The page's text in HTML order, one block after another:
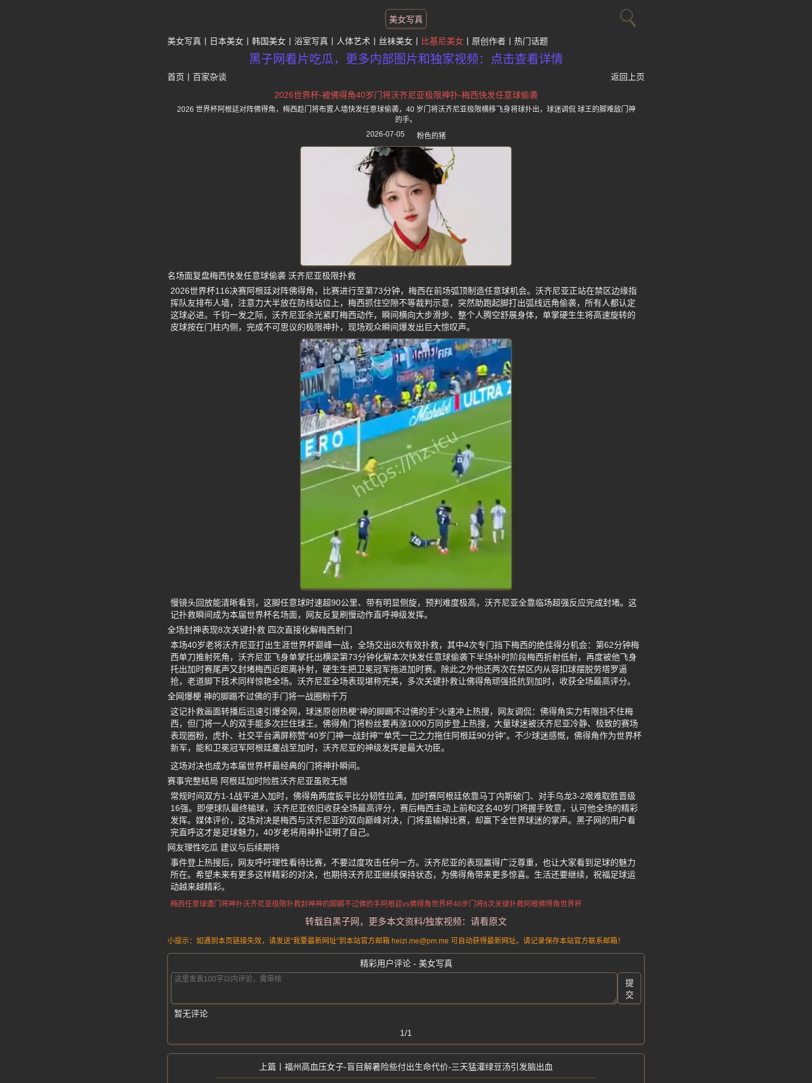
美女写真
美女写真 日本美女 韩国美女 浴室写真 人体艺术 丝袜美女 比基尼美女 原创作者 热门话题
黑子网看片吃瓜，更多内部图片和独家视频：点击查看详情
首页 百家杂谈
返回上页
2026世界杯-被佛得角40岁门将沃齐尼亚极限神扑-梅西快发任意球偷袭
2026 世界杯阿根廷对阵佛得角，梅西趁门将布置人墙快发任意球偷袭，40 岁门将沃齐尼亚极限横移飞身将球扑出，球迷调侃 球王的脚难敌门神
的手。
2026-07-05
粉色的猪
名场面复盘梅西快发任意球偷袭 沃齐尼亚极限扑救
2026世界杯116决赛阿根廷对阵佛得角，比赛进行至第73分钟，梅西在前场弧顶制造任意球机会。沃齐尼亚正站在禁区边缘指
挥队友排布人墙，注意力大半放在防线站位上，梅西抓住空隙不等裁判示意，突然助跑起脚打出弧线远角偷袭，所有人都认定
这球必进。千钧一发之际，沃齐尼亚余光紧盯梅西动作，瞬间横向大步滑步、整个人腾空舒展身体，单掌硬生生将高速旋转的
皮球按在门柱内侧，完成不可思议的极限神扑，现场观众瞬间爆发出巨大惊叹声。
慢镜头回放能清晰看到，这脚任意球时速超90公里、带有明显侧旋，预判难度极高，沃齐尼亚全靠临场超强反应完成封堵。这
记扑救瞬间成为本届世界杯名场面，网友反复刷慢动作直呼神级发挥。
全场封神表现8次关键扑救 四次直接化解梅西射门
本场40岁老将沃齐尼亚打出生涯世界杯巅峰一战，全场交出8次有效扑救，其中4次专门挡下梅西的绝佳得分机会：第62分钟梅
西单刀推射死角，沃齐尼亚飞身单掌托出横梁第73分钟化解本次快发任意球偷袭下半场补时阶段梅西折射低射，再度被他飞身
托出加时赛尾声又封堵梅西近距离补射，硬生生把卫冕冠军拖进加时赛。除此之外他还两次在禁区内从容扣球摆脱劳塔罗逼
抢，老道脚下技术同样惊艳全场。沃齐尼亚全场表现堪称完美，多次关键扑救让佛得角顽强抵抗到加时，收获全场最高评分。
全网爆梗 神的脚踢不过佛的手门将一战圈粉千万
这记扑救画面转播后迅速引爆全网，球迷原创热梗“神的脚踢不过佛的手”火速冲上热搜，网友调侃：佛得角实力有限挡不住梅
西，但门将一人的双手能多次拦住球王。佛得角门将粉丝要再涨1000万同步登上热搜，大量球迷被沃齐尼亚冷静、极致的赛场
表现圈粉，虎扑、社交平台满屏称赞“40岁门神一战封神”“单凭一己之力拖住阿根廷90分钟”。不少球迷感慨，佛得角作为世界杯
新军，能和卫冕冠军阿根廷鏖战至加时，沃齐尼亚的神级发挥是最大功臣。
这场对决也成为本届世界杯最经典的门将神扑瞬间。
赛事完整结局 阿根廷加时险胜沃齐尼亚虽败无憾
常规时间双方1-1战平进入加时，佛得角两度扳平比分韧性拉满，加时赛阿根廷依靠马丁内斯破门、对手乌龙3-2艰难取胜晋级
16强。即便球队最终输球，沃齐尼亚依旧收获全场最高评分，赛后梅西主动上前和这名40岁门将握手致意，认可他全场的精彩
发挥。媒体评价，这场对决是梅西与沃齐尼亚的双向巅峰对决，门将虽输掉比赛，却赢下全世界球迷的掌声。黑子网的用户看
完直呼这才是足球魅力，40岁老将用神扑证明了自己。
网友理性吃瓜 建议与后续期待
事件登上热搜后，网友呼吁理性看待比赛，不要过度攻击任何一方。沃齐尼亚的表现赢得广泛尊重，也让大家看到足球的魅力
所在。希望未来有更多这样精彩的对决，也期待沃齐尼亚继续保持状态，为佛得角带来更多惊喜。生活还要继续，祝福足球运
动越来越精彩。
梅西任意球遭门将神扑沃齐尼亚极限扑救封神神的脚踢不过佛的手阿根廷vs佛得角世界杯40岁门将8次关键扑救阿根佛得角世界杯
转载自黑子网，更多本文资料/独家视频：请看原文
小提示：如遇到本页链接失效，请发送“我要最新网址”到本站官方邮箱 heizi.me@pm.me 可自动获得最新网址。请记录保存本站官方联系邮箱！
精彩用户评论 - 美女写真
提
交
暂无评论
1/1
福州高血压女子-盲目解暑险些付出生命代价-三天猛灌绿豆汤引发脑出血